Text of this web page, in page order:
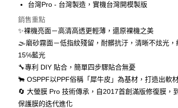
國際配送
台灣Pro - 台灣製造，實機台灣開模製版
銷售重點
✨裸機亮面－高清高透更輕薄，還原裸機之美
🌫磨砂霧面－低指紋殘留，耐髒抗汙，清晰不炫光，
15℅藍光
🔧專利 DIY 貼合，簡單四步驟貼合無憂
🐂 OSPPF以PPF俗稱「犀牛皮」為基材，打造出軟
🔄 大螢膜 Pro 技術傳承，自2017首創滿版修復膜，
保護膜的迭代進化